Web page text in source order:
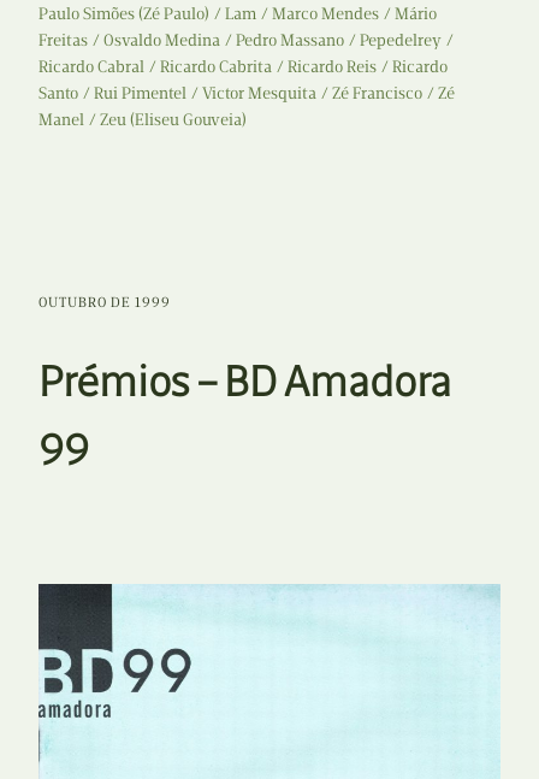
Paulo Simões (Zé Paulo)
Lam Marco Mendes
Mário
Freitas
Osvaldo Medina Pedro Massano
Pepedelrey
Ricardo Cabral
Ricardo Cabrita Ricardo Reis
Ricardo
Santo
Rui Pimentel Victor Mesquita Zé Francisco
Zé
Manel
Zeu (Eliseu Gouveia)
OUTUBRO DE 1999
Prémios – BD Amadora
99